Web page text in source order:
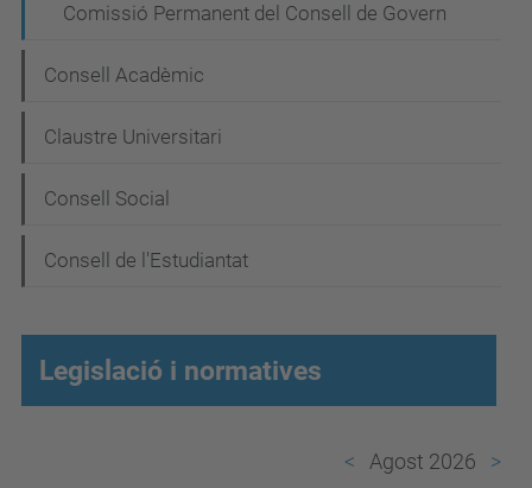
e
a
c
ó
Comissió Permanent del Consell de Govern
Consell Acadèmic
Claustre Universitari
Consell Social
Consell de l'Estudiantat
Legislació i normatives
Agost 2026